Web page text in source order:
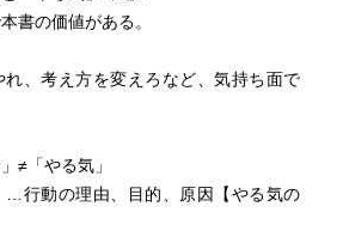
書の価値がある。
、考え方を変えろなど、気持ち面で
≠「やる気」
…行動の理由、目的、原因【やる気の